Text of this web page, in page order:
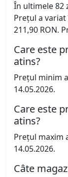
În ultimele 82
Prețul a
211,90 RON.
Care este
atins?
Prețul minim
14.05.2026.
Care este
atins?
Prețul maxim
14.05.2026.
Câte